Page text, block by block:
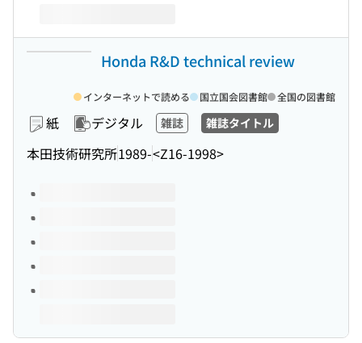
Honda R&D technical review
紙 デジタル 雑誌 雑誌タイトル
本田技術研究所1989-<Z16-1998>
インターネットで読める 国立国会図書館 全国の図書館
このタイトルの巻号